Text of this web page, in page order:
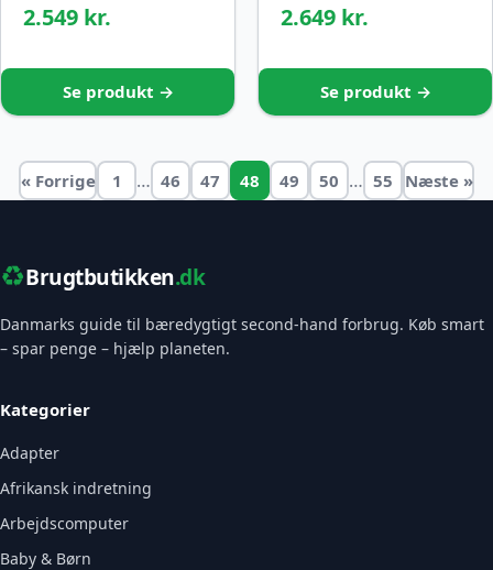
2.549 kr.
Se produkt →
2.649 kr.
Se produkt →
« Forrige 1 … 46 47 48 49 50 … 55 Næste »
♻️Brugtbutikken.dk
Danmarks guide til bæredygtigt second-hand forbrug. Køb smart
– spar penge – hjælp planeten.
Kategorier
Adapter
Afrikansk indretning
Arbejdscomputer
Baby & Børn